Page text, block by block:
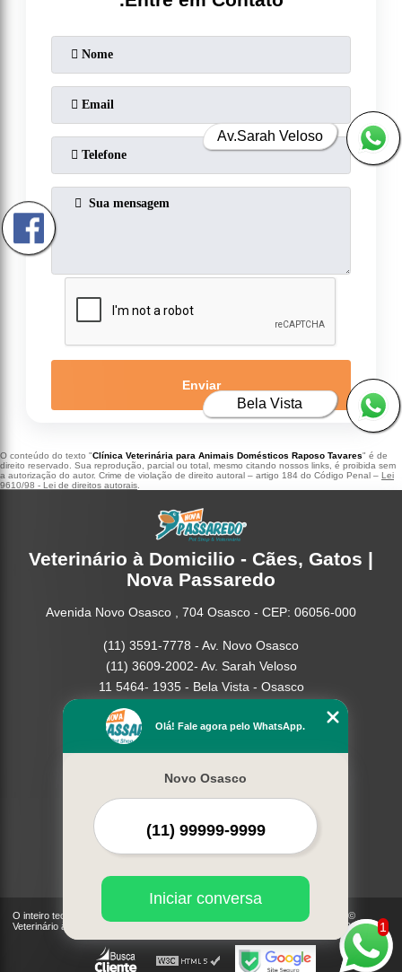
Enviar
O conteúdo do texto "Clínica Veterinária para Animais Domésticos Raposo Tavares" é de
direito reservado. Sua reprodução, parcial ou total, mesmo citando nossos links, é proibida sem
a autorização do autor. Crime de violação de direito autoral – artigo 184 do Código Penal – Lei
9610/98 - Lei de direitos autorais
Veterinário à Domicilio - Cães, Gatos |
Nova Passaredo
Avenida Novo Osasco , 704 Osasco - CEP: 06056-000
(11) 3591-7778 - Av. Novo Osasco
(11) 3609-2002- Av. Sarah Veloso
11 5464- 1935 - Bela Vista - Osasco
Home
Serviços
Contato
Mapa do site
Mais Serviços
O inteiro teor deste site está sujeito à proteção de direitos autorais. Copyright©
Veterinário à Domicilio - Cães, Gatos | Nova Passaredo (Lei 9610 de 19/02/1998)
1
Olá! Fale agora pelo WhatsApp.
Novo Osasco
Iniciar conversa
Av.Sarah Veloso
Bela Vista